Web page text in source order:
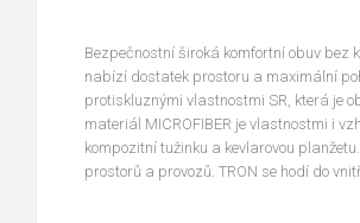
Bezpečnostní široká komfortní obuv bez
nabízí dostatek prostoru a maximální
protiskluznými vlastnostmi SR, která je
materiál MICROFIBER je vlastnostmi i
kompozitní tužinku a kevlarovou
prostorů a provozů. TRON se hodí do